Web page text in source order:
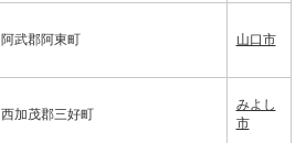
阿武郡阿東町 山口市
西加茂郡三好町
みよし
市